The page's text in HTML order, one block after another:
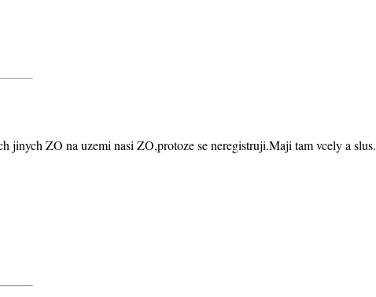
jinych ZO na uzemi nasi ZO,protoze se neregistruji.Maji tam vcely a slus.